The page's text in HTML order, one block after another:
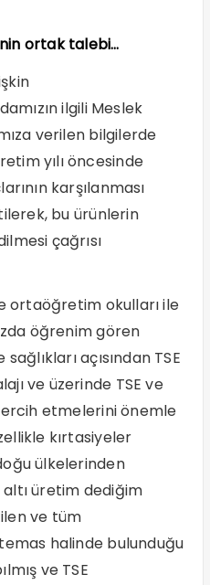
ortak talebi…
ilgili Meslek
verilen bilgilerde
yılı öncesinde
karşılanması
bu ürünlerin
çağrısı
ortaöğretim okulları ile
öğrenim gören
açısından TSE
ve üzerinde TSE ve
etmelerini önemle
kırtasiyeler
ülkelerinden
üretim dediğim
ve tüm
halinde bulunduğu
ve TSE